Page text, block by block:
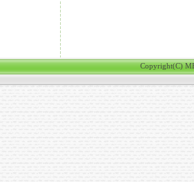
Copyright(C)